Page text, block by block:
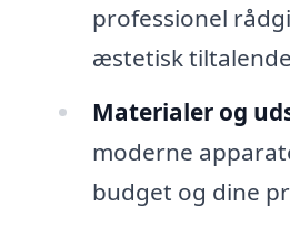
professionel
æstetisk
Materialer og
moderne
budget og dine